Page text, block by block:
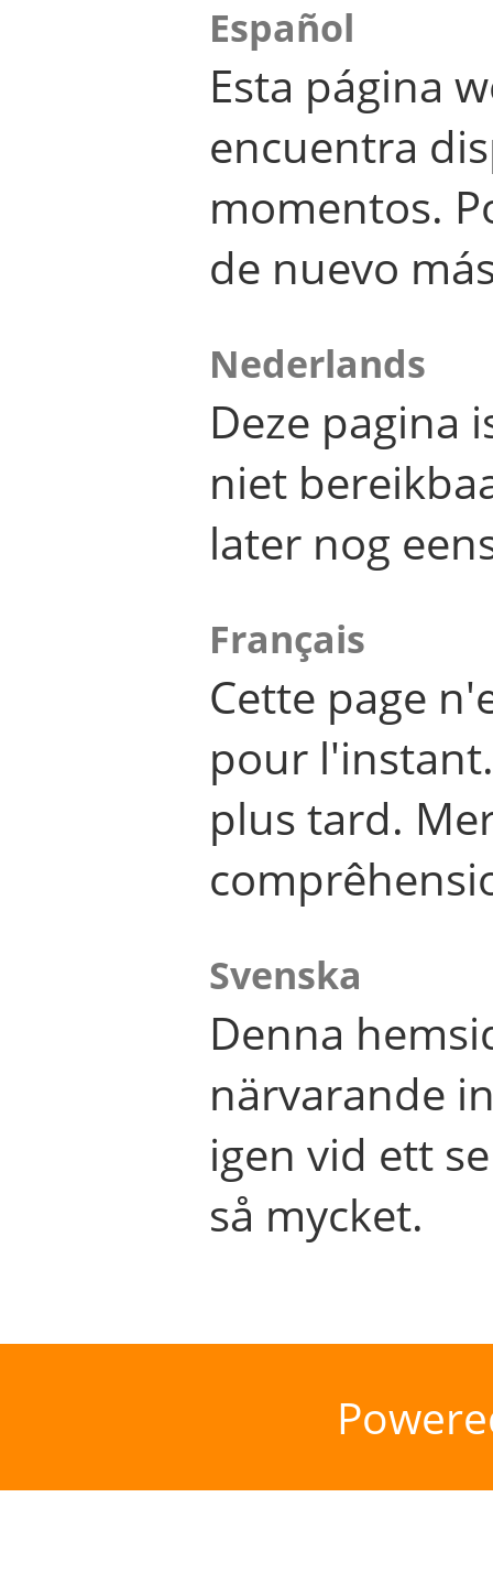
Español
Esta página
encuentra
momentos.
de nuevo
Nederlands
Deze pagina
niet
later nog
Français
Cette page
pour
plus tard.
Svenska
Denna
närvarande
igen vid ett
så mycket.